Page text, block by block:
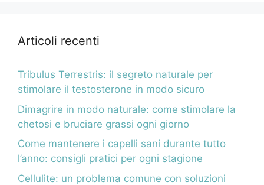
Articoli recenti
Tribulus Terrestris: il segreto naturale per
stimolare il testosterone in modo sicuro
Dimagrire in modo naturale: come stimolare la
chetosi e bruciare grassi ogni giorno
Come mantenere i capelli sani durante tutto
l’anno: consigli pratici per ogni stagione
Cellulite: un problema comune con soluzioni